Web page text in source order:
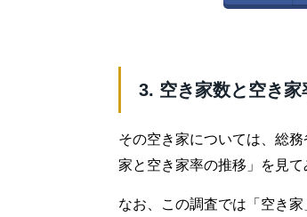
3. 空き家数と空き家
その空き家については、総
家と空き家率の推移」を見て
なお、この調査では「空き